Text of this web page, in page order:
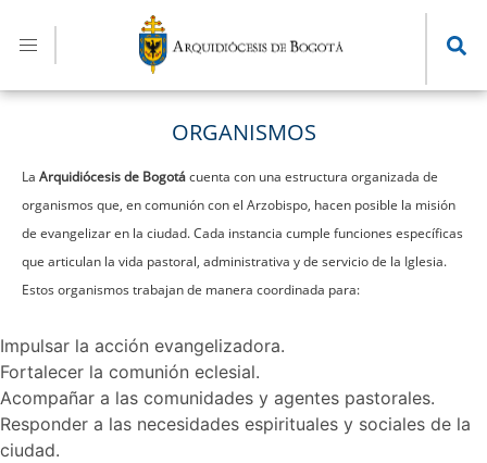
contenido
principal
ORGANISMOS
La Arquidiócesis de Bogotácuenta con una estructura organizada de
organismos que, en comunión con el Arzobispo, hacen posible la misión
de evangelizar en la ciudad. Cada instancia cumple funciones específicas
que articulan la vida pastoral, administrativa y de servicio de la Iglesia.
Estos organismos trabajan de manera coordinada para:
Impulsar la acción evangelizadora.
Fortalecer la comunión eclesial.
Acompañar a las comunidades y agentes pastorales.
Responder a las necesidades espirituales y sociales de la
ciudad.